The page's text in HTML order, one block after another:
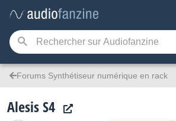
Forums Synthétiseur numérique en rack
Alesis S4